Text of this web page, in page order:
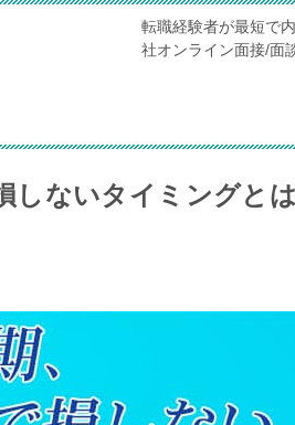
転職経験者が最短で
社オンライン面接/面
しないタイミングと